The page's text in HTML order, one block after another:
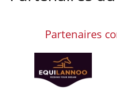
Partenaires
Afbeelding